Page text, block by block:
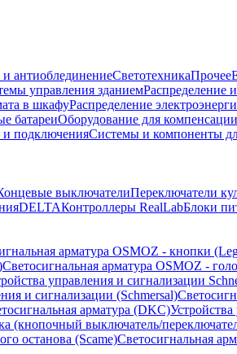
антиоблединениеСветотехникаПрочее
управления зданиемРаспределение
в шкафуРаспределение
батареиОборудование для
и подключенияСистемы и компоненты
выключателиПереключатели
DELTAКонтроллеры RealLabБлоки
арматура OSMOZ - кнопки
Светосигнальная арматура OSMOZ -
управления и сигнализации
и сигнализации (Schmersal)
арматура (DKC)
(кнопочный выключатель/
останова (Scame)Светосигнальная